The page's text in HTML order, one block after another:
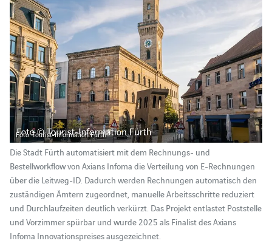
Foto: Tourist-Information Fürth
Die Stadt Fürth automatisiert mit dem Rechnungs- und
Bestellworkflow von Axians Infoma die Verteilung von E‑Rechnungen
über die Leitweg‑ID. Dadurch werden Rechnungen automatisch den
zuständigen Ämtern zugeordnet, manuelle Arbeitsschritte reduziert
und Durchlaufzeiten deutlich verkürzt. Das Projekt entlastet Poststelle
und Vorzimmer spürbar und wurde 2025 als Finalist des Axians
Infoma Innovationspreises ausgezeichnet.